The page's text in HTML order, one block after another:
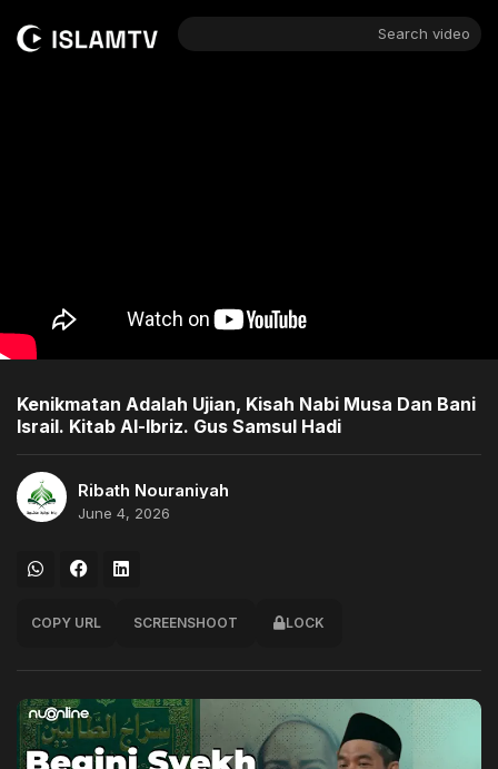
Search video
Kenikmatan Adalah Ujian, Kisah Nabi Musa Dan Bani
Israil. Kitab Al-Ibriz. Gus Samsul Hadi
Ribath Nouraniyah
June 4, 2026
COPY URL SCREENSHOOT LOCK